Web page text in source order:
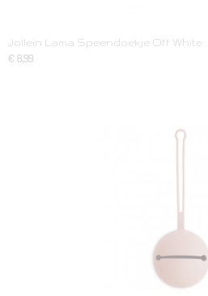
Jollein Lama Speendoekje Off White
€ 8,99